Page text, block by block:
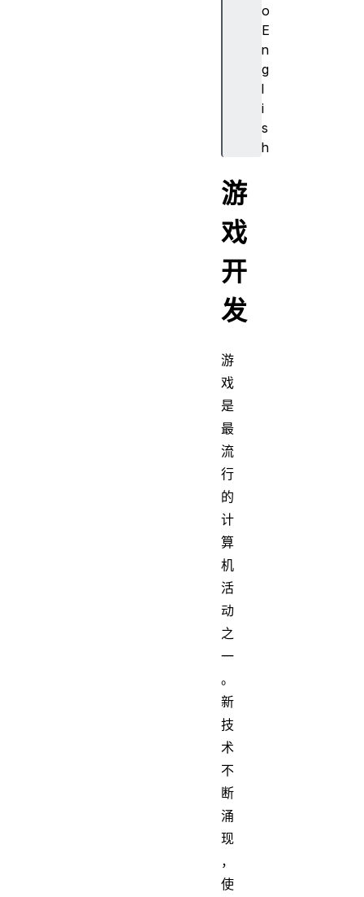
o
E
n
g
l
i
s
h
游
戏
开
发
游
戏
是
最
流
行
的
计
算
机
活
动
之
一
。
新
技
术
不
断
涌
现
，
使